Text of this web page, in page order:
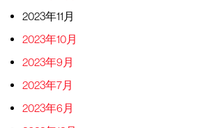
2023年11月
2023年10月
2023年9月
2023年7月
2023年6月